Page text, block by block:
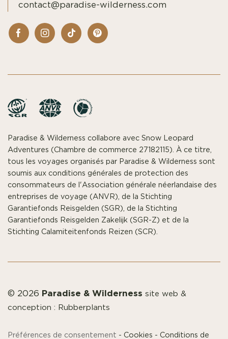
contact@paradise-wilderness.com
Paradise & Wilderness collabore avec Snow Leopard
Adventures (Chambre de commerce 27182115). À ce titre,
tous les voyages organisés par Paradise & Wilderness sont
soumis aux conditions générales de protection des
consommateurs de l'Association générale néerlandaise des
entreprises de voyage (ANVR), de la Stichting
Garantiefonds Reisgelden (SGR), de la Stichting
Garantiefonds Reisgelden Zakelijk (SGR-Z) et de la
Stichting Calamiteitenfonds Reizen (SCR).
© 2026 Paradise & Wilderness site web &
conception : Rubberplants
Préférences de consentement - Cookies - Conditions de